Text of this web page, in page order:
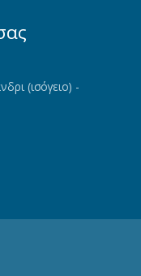
(ισόγειο) -